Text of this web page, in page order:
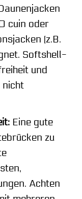
cuin oder
(z.B.
Softshell-
und
nicht
Eine gute
zu
Achten